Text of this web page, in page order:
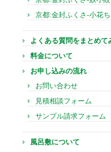
京都:金封ふくさ-小花
よくある質問をまとめて
料金について
お申し込みの流れ
お問い合わせ
見積相談フォーム
サンプル請求フォーム
風呂敷について